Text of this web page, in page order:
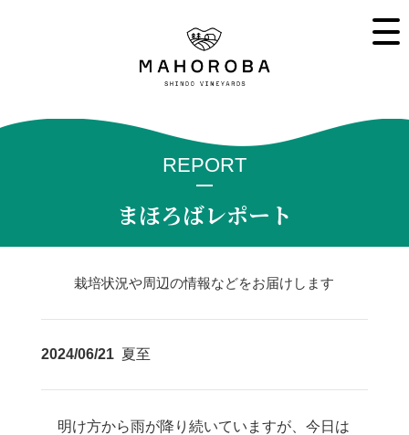
REPORT
まほろばレポート
栽培状況や周辺の情報などをお届けします
2024/06/21夏至
明け方から雨が降り続いていますが、今日は